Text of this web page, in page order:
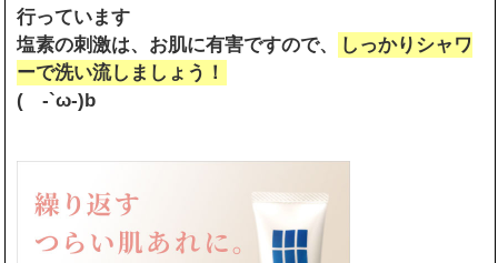
行っています
塩素の刺激は、お肌に有害ですので、
しっかりシャワ
ーで洗い流しましょう！
( -`ω-)b